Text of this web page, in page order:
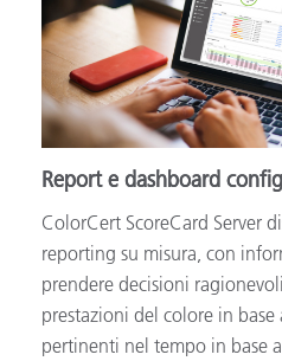
Report e dashboard
ColorCert ScoreCard Server
reporting su misura, con
prendere decisioni
prestazioni del colore in
pertinenti nel tempo in base